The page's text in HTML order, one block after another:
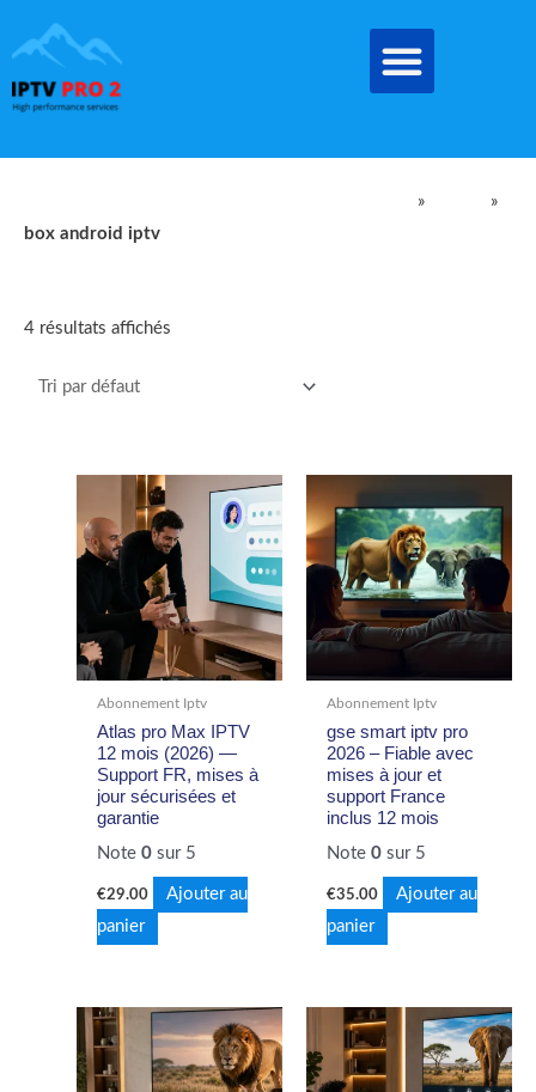
au
contenu
»
»
box android iptv
4 résultats affichés
Abonnement Iptv
Atlas pro Max IPTV
12 mois (2026) —
Support FR, mises à
jour sécurisées et
garantie
Note0 sur 5
€29.00
Ajouter au
panier
Abonnement Iptv
gse smart iptv pro
2026 – Fiable avec
mises à jour et
support France
inclus 12 mois
Note0 sur 5
€35.00
Ajouter au
panier